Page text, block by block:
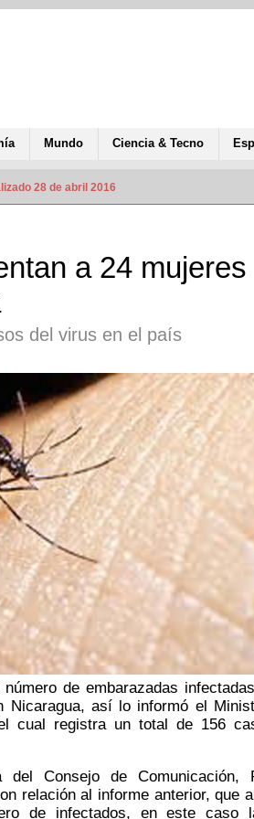
Mundo Ciencia & Tecno
28 de abril 2016
a 24 mujeres
del virus en el país
de embarazadas
Nicaragua, así lo informó el
cual registra un total de 156
del Consejo de Comunicación,
relación al informe anterior, que
de infectados, en este caso